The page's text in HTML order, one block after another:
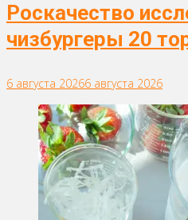
Роскачество
чизбургеры 20
6 августа 20266 августа 2026